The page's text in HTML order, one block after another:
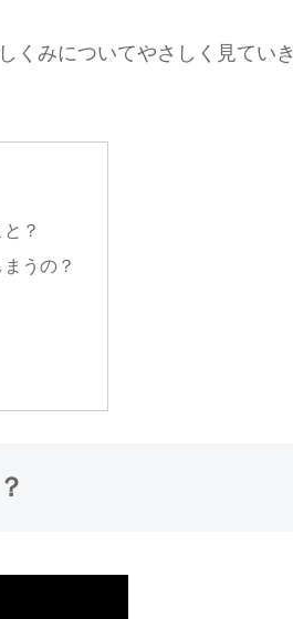
くみについてやさしく見ていき
？
うの？